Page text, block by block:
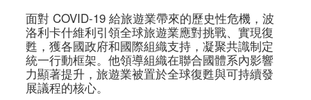
面對 COVID-19 給旅遊業帶來的歷史性危機，波
洛利卡什維利引領全球旅遊業應對挑戰、實現復
甦，獲各國政府和國際組織支持，凝聚共識制定
統一行動框架。他領導組織在聯合國體系內影響
力顯著提升，旅遊業被置於全球復甦與可持續發
展議程的核心。